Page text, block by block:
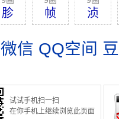
胗 帧 浈
微信 QQ空间
试试手机扫一扫
在你手机上继续浏览此页面